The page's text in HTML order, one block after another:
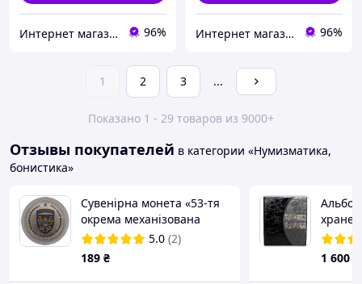
Интернет магазин GSM-V 96% Интернет магазин GSM-V 96%
1 2 3 ...
Показано 1 - 29 товаров из 9000+
Отзывы покупателей в категории «Нумизматика,
бонистика»
Сувенірна монета «53-тя
окрема механізована
бригада імені князя
Володимира Мономаха»
5.0 (2)
189 ₴
бон |
1 600